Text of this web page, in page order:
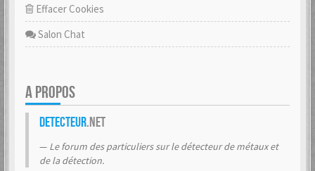
Effacer Cookies
Salon Chat
A PROPOS
Detecteur.net
Le forum des particuliers sur le détecteur de métaux et
de la détection.